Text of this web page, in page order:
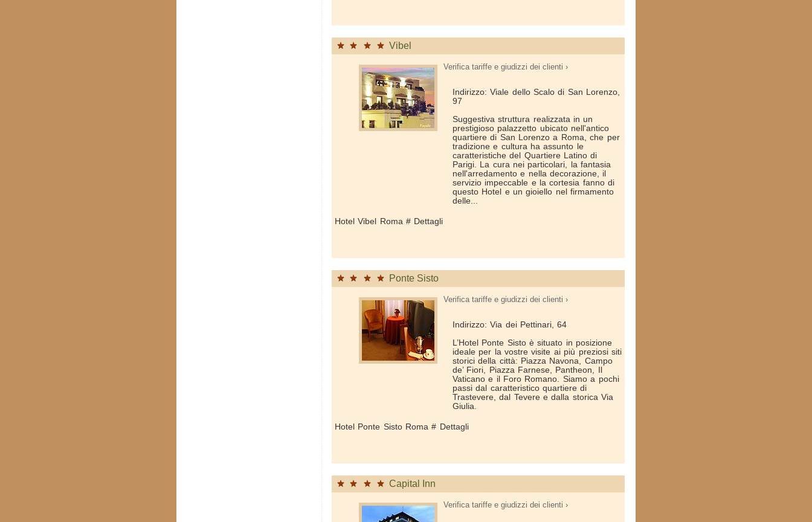
Vibel
Verifica tariffe e giudizzi dei clienti ›
Indirizzo: Viale dello Scalo di San Lorenzo,
97
Suggestiva struttura realizzata in un
prestigioso palazzetto ubicato nell'antico
quartiere di San Lorenzo a Roma, che per
tradizione e cultura ha assunto le
caratteristiche del Quartiere Latino di
Parigi. La cura nei particolari, la fantasia
nell'arredamento e nella decorazione, il
servizio impeccable e la cortesia fanno di
questo Hotel e un gioiello nel firmamento
delle...
Hotel Vibel Roma # Dettagli
Ponte Sisto
Verifica tariffe e giudizzi dei clienti ›
Indirizzo: Via dei Pettinari, 64
L’Hotel Ponte Sisto è situato in posizione
ideale per la vostre visite ai più preziosi siti
storici della città: Piazza Navona, Campo
de’ Fiori, Piazza Farnese, Pantheon, Il
Vaticano e il Foro Romano. Siamo a pochi
passi dal caratteristico quartiere di
Trastevere, dal Tevere e dalla storica Via
Giulia.
Hotel Ponte Sisto Roma # Dettagli
Capital Inn
Verifica tariffe e giudizzi dei clienti ›